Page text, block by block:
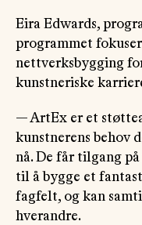
Eira Edwards,
programmet
nettverksbygging
kunstneriske
— ArtEx er et
kunstnerens behov
nå. De får tilgang
til å bygge et
fagfelt, og kan
hverandre.